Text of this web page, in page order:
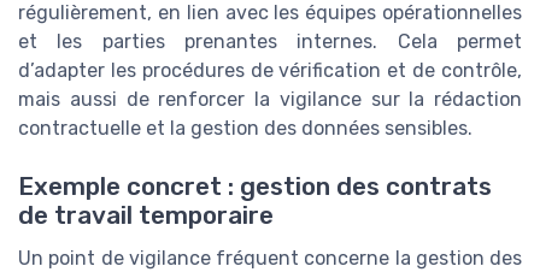
régulièrement, en lien avec les équipes opérationnelles
et les parties prenantes internes. Cela permet
d’adapter les procédures de vérification et de contrôle,
mais aussi de renforcer la vigilance sur la rédaction
contractuelle et la gestion des données sensibles.
Exemple concret : gestion des contrats
de travail temporaire
Un point de vigilance fréquent concerne la gestion des